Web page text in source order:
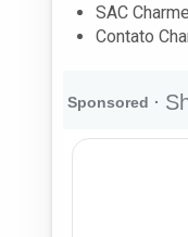
SAC
Contato